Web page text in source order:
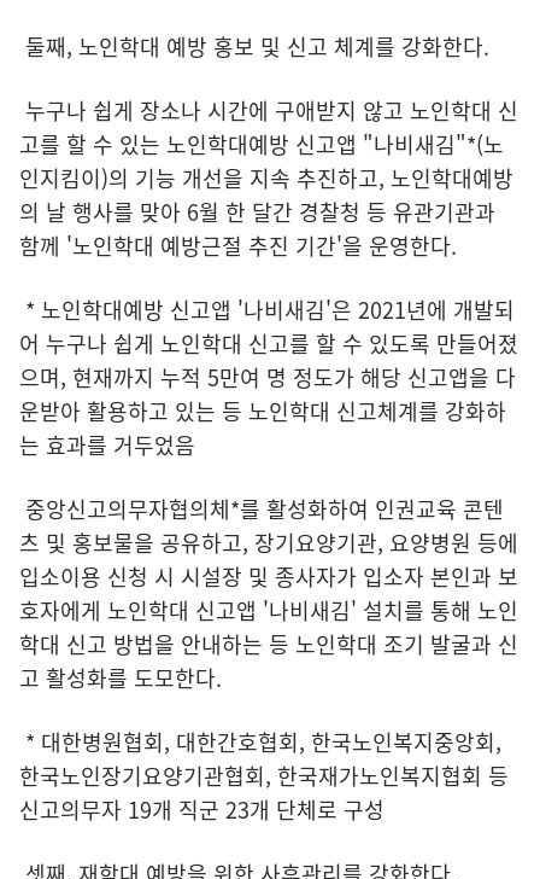
둘째, 노인학대 예방 홍보 및 신고 체계를 강화한다.
누구나 쉽게 장소나 시간에 구애받지 않고 노인학대 신
고를 할 수 있는 노인학대예방 신고앱 "나비새김"*(노
인지킴이)의 기능 개선을 지속 추진하고, 노인학대예방
의 날 행사를 맞아 6월 한 달간 경찰청 등 유관기관과
함께 '노인학대 예방근절 추진 기간'을 운영한다.
* 노인학대예방 신고앱 '나비새김'은 2021년에 개발되
어 누구나 쉽게 노인학대 신고를 할 수 있도록 만들어졌
으며, 현재까지 누적 5만여 명 정도가 해당 신고앱을 다
운받아 활용하고 있는 등 노인학대 신고체계를 강화하
는 효과를 거두었음
중앙신고의무자협의체*를 활성화하여 인권교육 콘텐
츠 및 홍보물을 공유하고, 장기요양기관, 요양병원 등에
입소이용 신청 시 시설장 및 종사자가 입소자 본인과 보
호자에게 노인학대 신고앱 '나비새김' 설치를 통해 노인
학대 신고 방법을 안내하는 등 노인학대 조기 발굴과 신
고 활성화를 도모한다.
* 대한병원협회, 대한간호협회, 한국노인복지중앙회,
한국노인장기요양기관협회, 한국재가노인복지협회 등
신고의무자 19개 직군 23개 단체로 구성